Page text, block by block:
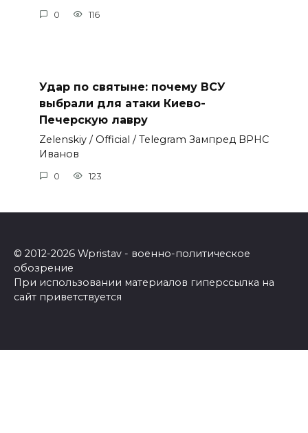
0 116
Удар по святыне: почему ВСУ
выбрали для атаки Киево-
Печерскую лавру
Zеlеnskiу / Оfficiаl / Telegram Зампред ВРНС
Иванов
0 123
© 2012-2026 Wpristav - военно-политическое
обозрение
При использовании материалов гиперссылка на
сайт приветствуется